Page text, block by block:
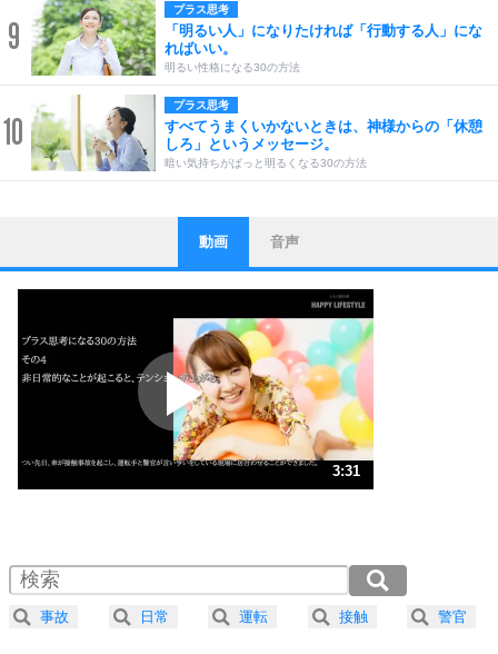
9
プラス思考
「明るい人」になりたければ「行動する人」にな
ればいい。
明るい性格になる30の方法
10
プラス思考
すべてうまくいかないときは、神様からの「休憩
しろ」というメッセージ。
暗い気持ちがぱっと明るくなる30の方法
1
ストレス対策
他人と比べない。
いっそのこと、他人を見ない。
いらいらしない人になる30の方法
プラス思考
ポジティブになれない原因は、行動しないから。
ポジティブ思考になる30の方法
ストレス対策
人生、なんとかなるもの。
気楽に生きる30の方法
4 器の大きい人は、怒りを優しさで表現する。
プラス思考
動画 音声
3:31
2.0倍速 （414KB 1分45秒）
2.5倍速 （331KB 1分24秒）
3.0倍速 （276KB 1分10秒）
事故 日常 運転 接触 警官